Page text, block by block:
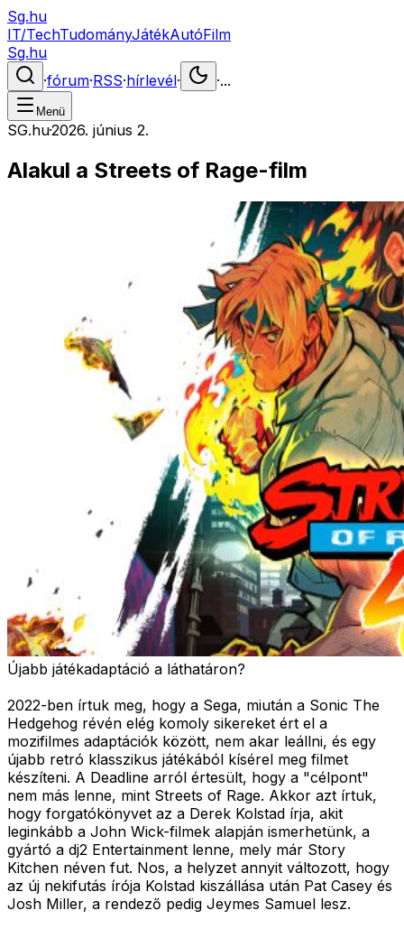
Sg.hu
IT/TechTudományJátékAutóFilm
Sg.hu
·fórum·RSS·hírlevél· ·...
Menü
SG.hu·2026. június 2.
Alakul a Streets of Rage-film
Újabb játékadaptáció a láthatáron?
2022-ben írtuk meg, hogy a Sega, miután a Sonic The
Hedgehog révén elég komoly sikereket ért el a
mozifilmes adaptációk között, nem akar leállni, és egy
újabb retró klasszikus játékából kísérel meg filmet
készíteni. A Deadline arról értesült, hogy a "célpont"
nem más lenne, mint Streets of Rage. Akkor azt írtuk,
hogy forgatókönyvet az a Derek Kolstad írja, akit
leginkább a John Wick-filmek alapján ismerhetünk, a
gyártó a dj2 Entertainment lenne, mely már Story
Kitchen néven fut. Nos, a helyzet annyit változott, hogy
az új nekifutás írója Kolstad kiszállása után Pat Casey és
Josh Miller, a rendező pedig Jeymes Samuel lesz.